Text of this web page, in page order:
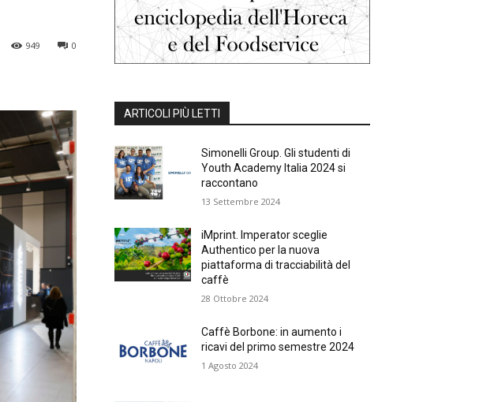
0
949
ARTICOLI PIÙ LETTI
Simonelli Group. Gli studenti di
Youth Academy Italia 2024 si
raccontano
13 Settembre 2024
iMprint. Imperator sceglie
Authentico per la nuova
piattaforma di tracciabilità del
caffè
28 Ottobre 2024
Caffè Borbone: in aumento i
ricavi del primo semestre 2024
1 Agosto 2024